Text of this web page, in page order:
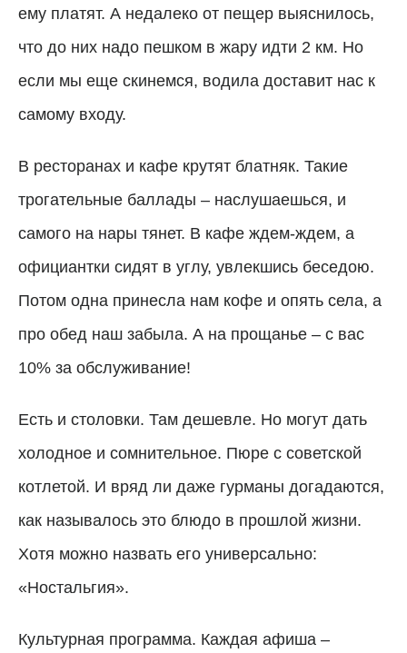
ему платят. А недалеко от пещер выяснилось,
что до них надо пешком в жару идти 2 км. Но
если мы еще скинемся, водила доставит нас к
самому входу.
В ресторанах и кафе крутят блатняк. Такие
трогательные баллады – наслушаешься, и
самого на нары тянет. В кафе ждем-ждем, а
официантки сидят в углу, увлекшись беседою.
Потом одна принесла нам кофе и опять села, а
про обед наш забыла. А на прощанье – с вас
10% за обслуживание!
Есть и столовки. Там дешевле. Но могут дать
холодное и сомнительное. Пюре с советской
котлетой. И вряд ли даже гурманы догадаются,
как называлось это блюдо в прошлой жизни.
Хотя можно назвать его универсально:
«Ностальгия».
Культурная программа. Каждая афиша –